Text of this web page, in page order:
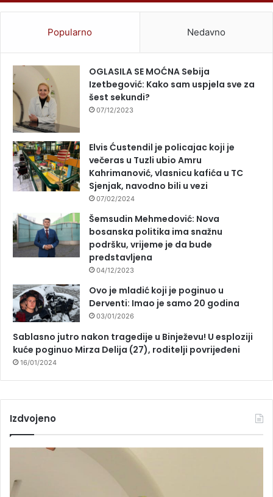
Popularno Nedavno
OGLASILA SE MOĆNA Sebija
Izetbegović: Kako sam uspjela sve za
šest sekundi?
07/12/2023
Elvis Ćustendil je policajac koji je
večeras u Tuzli ubio Amru
Kahrimanović, vlasnicu kafića u TC
Sjenjak, navodno bili u vezi
07/02/2024
Šemsudin Mehmedović: Nova
bosanska politika ima snažnu
podršku, vrijeme je da bude
predstavljena
04/12/2023
Ovo je mladić koji je poginuo u
Derventi: Imao je samo 20 godina
03/01/2026
Sablasno jutro nakon tragedije u Binježevu! U esploziji
kuće poginuo Mirza Delija (27), roditelji povrijeđeni
16/01/2024
Izdvojeno